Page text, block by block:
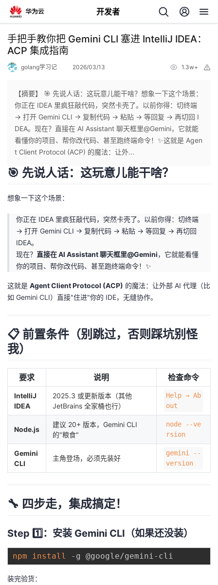
开发者
返
回
个
人
我
我
的
客
我
论
坛
的
圈
子
我
的
直
播
我
的
活
我
的
注
我
的
开
发
我
Programs
我
的
的
我
手把手教你把 Gemini CLI 塞进 IntelliJ IDEA：
ACP 集成指南
golang学习记 2026/03/13 1.3w+
【摘要】 🎯 先说人话：这玩意儿能干啥？想象一下这个场景：
你正在 IDEA 里疯狂敲代码，突然卡壳了。以前你得：切终端
→ 打开 Gemini CLI → 复制代码 → 粘贴 → 等回复 → 再切回 I
DEA。现在？直接在 AI Assistant 聊天框里@Gemini，它就能
看懂你的项目、帮你改代码、甚至跑终端命令！✨这就是 Agen
t Client Protocol (ACP) 的魔法：让外...
🎯 先说人话：这玩意儿能干啥？
想象一下这个场景：
你正在 IDEA 里疯狂敲代码，突然卡壳了。以前你得：切终端
→ 打开 Gemini CLI → 复制代码 → 粘贴 → 等回复 → 再切回
IDEA。
现在？ 直接在 AI Assistant 聊天框里@Gemini，它就能看懂
你的项目、帮你改代码、甚至跑终端命令！✨
这就是 Agent Client Protocol (ACP) 的魔法：让外部 AI 代理（比
如 Gemini CLI）直接"住进"你的 IDE，无缝协作。
📋 前置条件（别跳过，否则踩坑别怪
我）
要求 说明 检查命令
IntelliJ
IDEA
2025.3 或更新版本（其他
JetBrains 全家桶也行）
Help → Ab
out
Node.js
建议 20+ 版本，Gemini CLI
的"粮食"
node --ve
rsion
Gemini
CLI
主角登场，必须先装好
gemini --
version
🔧 四步走，集成搞定！
Step 1️⃣：安装 Gemini CLI（如果还没装）
npm install
装完验货：